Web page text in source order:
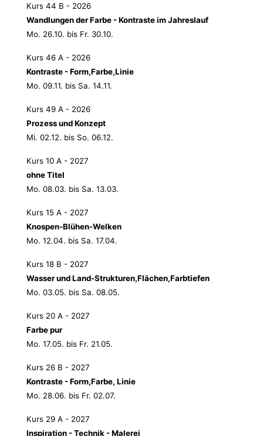
Kurs 44 B - 2026
Wandlungen der Farbe - Kontraste im Jahreslauf
Mo. 26.10. bis Fr. 30.10.
Kurs 46 A - 2026
Kontraste - Form,Farbe,Linie
Mo. 09.11. bis Sa. 14.11.
Kurs 49 A - 2026
Prozess und Konzept
Mi. 02.12. bis So. 06.12.
Kurs 10 A - 2027
ohne Titel
Mo. 08.03. bis Sa. 13.03.
Kurs 15 A - 2027
Knospen-Blühen-Welken
Mo. 12.04. bis Sa. 17.04.
Kurs 18 B - 2027
Wasser und Land-Strukturen,Flächen,Farbtiefen
Mo. 03.05. bis Sa. 08.05.
Kurs 20 A - 2027
Farbe pur
Mo. 17.05. bis Fr. 21.05.
Kurs 26 B - 2027
Kontraste - Form,Farbe, Linie
Mo. 28.06. bis Fr. 02.07.
Kurs 29 A - 2027
Inspiration - Technik - Malerei